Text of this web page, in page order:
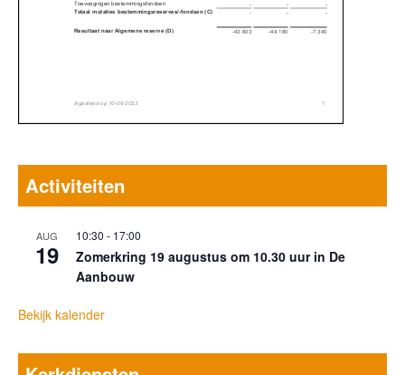
Activiteiten
AUG
19
10:30 - 17:00
Zomerkring 19 augustus om 10.30 uur in De
Aanbouw
Bekijk kalender